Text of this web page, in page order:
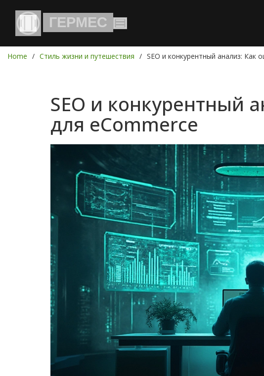
Home Стиль жизни и путешествия SEO и конкурентный анализ: Как
SEO и конкурентный
для eCommerce